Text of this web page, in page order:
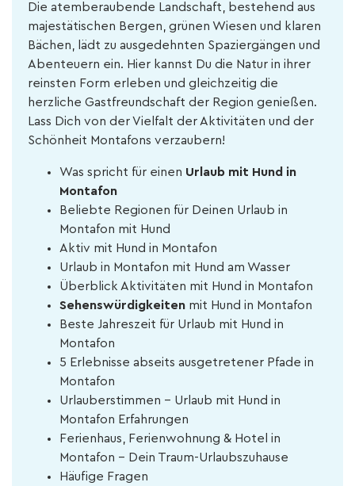
Die atemberaubende Landschaft, bestehend aus
majestätischen Bergen, grünen Wiesen und klaren
Bächen, lädt zu ausgedehnten Spaziergängen und
Abenteuern ein. Hier kannst Du die Natur in ihrer
reinsten Form erleben und gleichzeitig die
herzliche Gastfreundschaft der Region genießen.
Lass Dich von der Vielfalt der Aktivitäten und der
Schönheit Montafons verzaubern!
Was spricht für einen Urlaub mit Hund in
Montafon
Beliebte Regionen für Deinen Urlaub in
Montafon mit Hund
Aktiv mit Hund in Montafon
Urlaub in Montafon mit Hund am Wasser
Überblick Aktivitäten mit Hund in Montafon
Sehenswürdigkeiten mit Hund in Montafon
Beste Jahreszeit für Urlaub mit Hund in
Montafon
5 Erlebnisse abseits ausgetretener Pfade in
Montafon
Urlauberstimmen - Urlaub mit Hund in
Montafon Erfahrungen
Ferienhaus, Ferienwohnung & Hotel in
Montafon – Dein Traum-Urlaubszuhause
Häufige Fragen